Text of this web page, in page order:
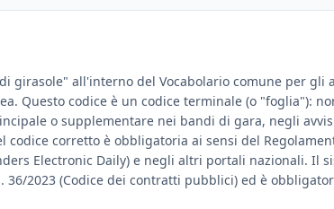
girasole" all'interno del Vocabolario comune per gli
Questo codice è un codice terminale (o "foglia"):
o supplementare nei bandi di gara, negli
corretto è obbligatoria ai sensi del
Electronic Daily) e negli altri portali nazionali. Il
2023 (Codice dei contratti pubblici) ed è